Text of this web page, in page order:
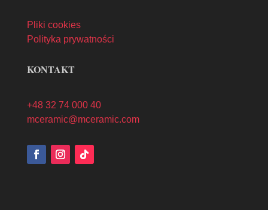
Pliki cookies
Polityka prywatności
KONTAKT
+48 32 74 000 40
mceramic@mceramic.com